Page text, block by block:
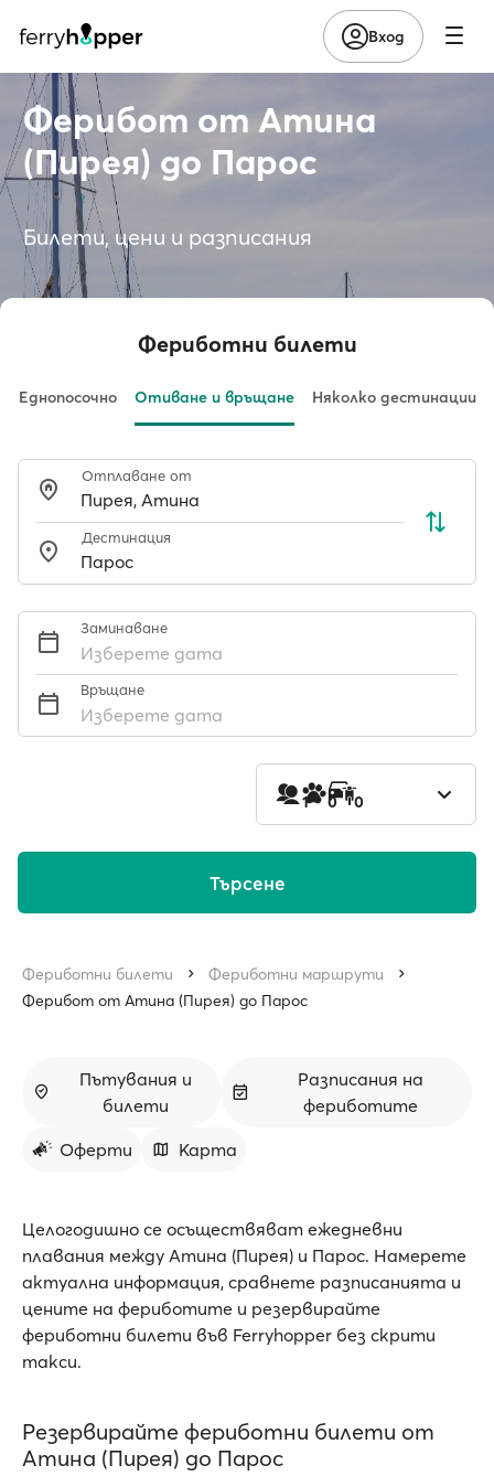
Вход
Ферибот от Атина
(Пирея) до Парос
Билети, цени и разписания
Фериботни билети
Еднопосочно Отиване и връщане Няколко дестинации
Отплаване от
Дестинация
Заминаване
Изберете дата
Връщане
Изберете дата
1 0 0
Търсене
Фериботни билети
Фериботни маршрути
Ферибот от Атина (Пирея) до Парос
Пътувания и
билети
Разписания на
фериботите
Оферти
Карта
Целогодишно се осъществяват ежедневни
плавания между Атина (Пирея) и Парос. Намерете
актуална информация, сравнете разписанията и
цените на фериботите и резервирайте
фериботни билети във Ferryhopper без скрити
такси.
Резервирайте фериботни билети от
Атина (Пирея) до Парос